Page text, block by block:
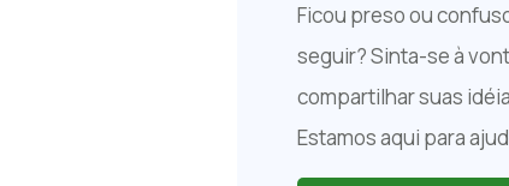
Ficou preso ou
seguir? Sinta-se à
compartilhar suas
Estamos aqui para